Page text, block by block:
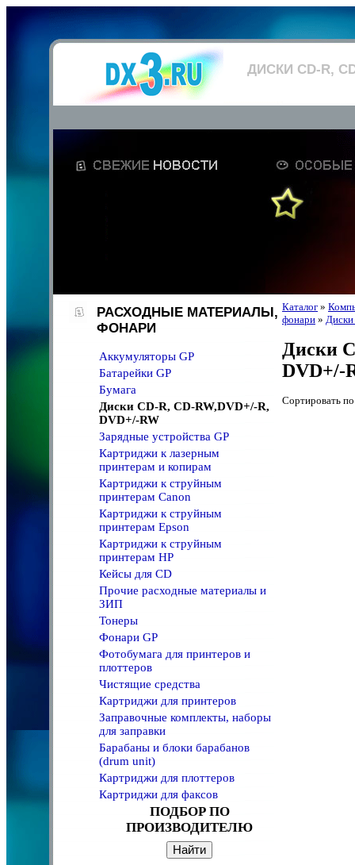
ДИСКИ CD-R,
РАСХОДНЫЕ МАТЕРИАЛЫ,
ФОНАРИ
Аккумуляторы GP
Батарейки GP
Бумага
Диски CD-R, CD-RW,DVD+/-R,
DVD+/-RW
Зарядные устройства GP
Картриджи к лазерным
принтерам и копирам
Картриджи к струйным
принтерам Canon
Картриджи к струйным
принтерам Epson
Картриджи к струйным
принтерам HP
Кейсы для CD
Прочие расходные материалы и
ЗИП
Тонеры
Фонари GP
Фотобумага для принтеров и
плоттеров
Чистящие средства
Картриджи для принтеров
Заправочные комплекты, наборы
для заправки
Барабаны и блоки барабанов
(drum unit)
Картриджи для плоттеров
Картриджи для факсов
ПОДБОР ПО
ПРОИЗВОДИТЕЛЮ
Каталог »
фонари » Диски
Диски
DVD+/-
Сортировать